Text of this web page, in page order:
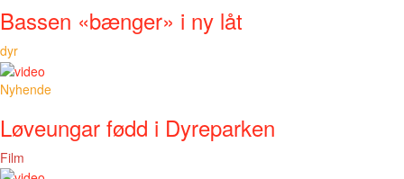
Bassen «bænger» i ny låt
dyr
Nyhende
Løveungar fødd i Dyreparken
Film